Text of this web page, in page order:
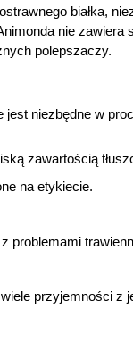
białka,
nie zawiera
polepszaczy.
niezbędne w
zawartością
na etykiecie.
problemami
przyjemności z